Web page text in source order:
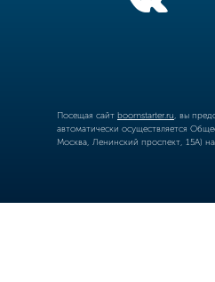
Посещая сайт boomstarter.ru , вы
автоматически осуществляется
Москва, Ленинский проспект, 15А) на